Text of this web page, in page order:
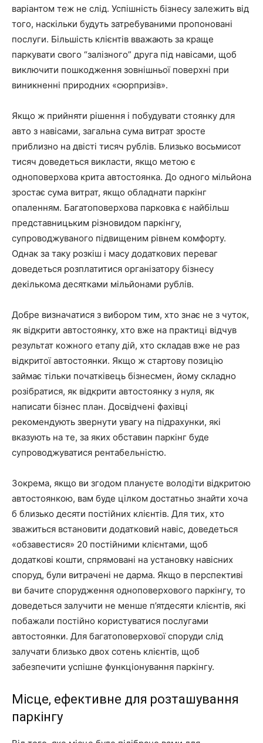
варіантом теж не слід. Успішність бізнесу залежить від
того, наскільки будуть затребуваними пропоновані
послуги. Більшість клієнтів вважають за краще
паркувати свого “залізного” друга під навісами, щоб
виключити пошкодження зовнішньої поверхні при
виникненні природних «сюрпризів».
Якщо ж прийняти рішення і побудувати стоянку для
авто з навісами, загальна сума витрат зросте
приблизно на двісті тисяч рублів. Близько восьмисот
тисяч доведеться викласти, якщо метою є
одноповерхова крита автостоянка. До одного мільйона
зростає сума витрат, якщо обладнати паркінг
опаленням. Багатоповерхова парковка є найбільш
представницьким різновидом паркінгу,
супроводжуваного підвищеним рівнем комфорту.
Однак за таку розкіш і масу додаткових переваг
доведеться розплатитися організатору бізнесу
декількома десятками мільйонами рублів.
Добре визначатися з вибором тим, хто знає не з чуток,
як відкрити автостоянку, хто вже на практиці відчув
результат кожного етапу дій, хто складав вже не раз
відкритої автостоянки. Якщо ж стартову позицію
займає тільки початківець бізнесмен, йому складно
розібратися, як відкрити автостоянку з нуля, як
написати бізнес план. Досвідчені фахівці
рекомендують звернути увагу на підрахунки, які
вказують на те, за яких обставин паркінг буде
супроводжуватися рентабельністю.
Зокрема, якщо ви згодом плануєте володіти відкритою
автостоянкою, вам буде цілком достатньо знайти хоча
б близько десяти постійних клієнтів. Для тих, хто
зважиться встановити додатковий навіс, доведеться
«обзавестися» 20 постійними клієнтами, щоб
додаткові кошти, спрямовані на установку навісних
споруд, були витрачені не дарма. Якщо в перспективі
ви бачите спорудження одноповерхового паркінгу, то
доведеться залучити не менше п’ятдесяти клієнтів, які
побажали постійно користуватися послугами
автостоянки. Для багатоповерхової споруди слід
залучати близько двох сотень клієнтів, щоб
забезпечити успішне функціонування паркінгу.
Місце, ефективне для розташування
паркінгу